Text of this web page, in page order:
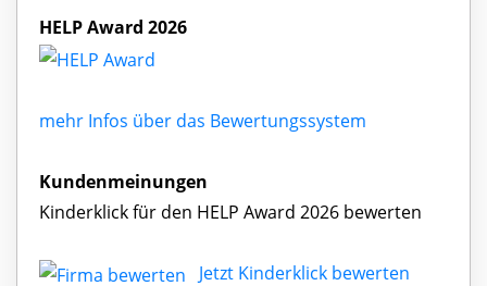
HELP Award 2026
mehr Infos über das Bewertungssystem
Kundenmeinungen
Kinderklick für den HELP Award 2026 bewerten
Jetzt Kinderklick bewerten